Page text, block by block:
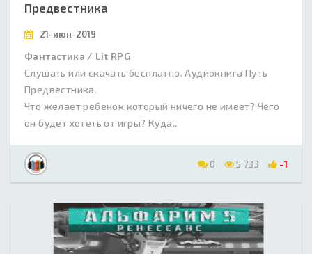
Предвестника
21-июн-2019
Фантастика / Lit RPG
Слушать или скачать бесплатно. Аудиокнига Путь
Предвестника.
Что желает ребенок,который ничего не имеет? Чего
он будет хотеть от игры? Куда...
0 5 733 -1